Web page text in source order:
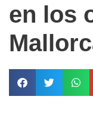
en los